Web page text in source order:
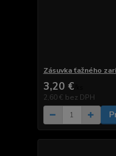
Zásuvka ťažného
3,20 €
2,60 € bez DPH